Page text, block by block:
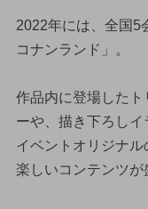
2022年には、全国5
コナンランド」。
作品内に登場したト
ーや、描き下ろしイ
イベントオリジナル
楽しいコンテンツが